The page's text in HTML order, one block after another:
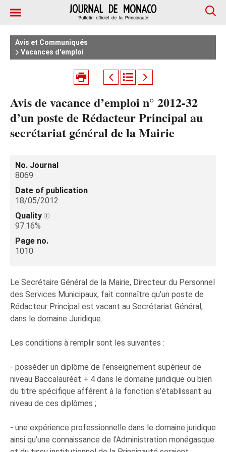
Avis et Communiqués
Vacances d'emploi
Avis de vacance d’emploi n° 2012-32
d’un poste de Rédacteur Principal au
secrétariat général de la Mairie
No. Journal
8069
Date of publication
18/05/2012
Quality
97.16%
Page no.
1010
Le Secrétaire Général de la Mairie, Directeur du Personnel
des Services Municipaux, fait connaître qu’un poste de
Rédacteur Principal est vacant au Secrétariat Général,
dans le domaine Juridique.
Les conditions à remplir sont les suivantes :
- posséder un diplôme de l’enseignement supérieur de
niveau Baccalauréat + 4 dans le domaine juridique ou bien
du titre spécifique afférent à la fonction s’établissant au
niveau de ces diplômes ;
- une expérience professionnelle dans le domaine juridique
ainsi qu’une connaissance de l’Administration monégasque